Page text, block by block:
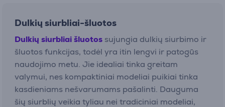
Dulkių siurbliai-šluotos
Dulkių siurbliai šluotos sujungia dulkių siurbimo ir
šluotos funkcijas, todėl yra itin lengvi ir patogūs
naudojimo metu. Jie idealiai tinka greitam
valymui, nes kompaktiniai modeliai puikiai tinka
kasdieniams nešvarumams pašalinti. Dauguma
šių siurblių veikia tyliau nei tradiciniai modeliai,